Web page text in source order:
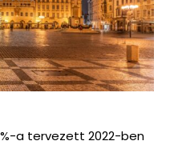
a tervezett 2022-ben